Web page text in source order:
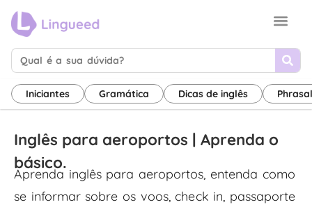
Iniciantes Gramática Dicas de inglês
Inglês para aeroportos | Aprenda o
básico.
Aprenda inglês para aeroportos, entenda como
se informar sobre os voos, check in, passaporte